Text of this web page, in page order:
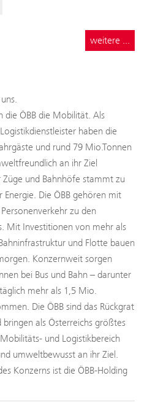
weitere ...
die ÖBB die Mobilität. Als
haben die
und rund 79 Mio.Tonnen
an ihr Ziel
und Bahnhöfe stammt zu
Die ÖBB gehören mit
zu den
Mit Investitionen von mehr als
und Flotte bauen
Konzernweit sorgen
bei Bus und Bahn – darunter
mehr als 1,5 Mio.
Die ÖBB sind das Rückgrat
als Österreichs größtes
und Logistikbereich
umweltbewusst an ihr Ziel.
Konzerns ist die ÖBB-Holding